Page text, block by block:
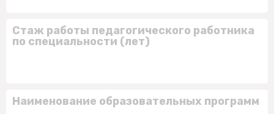
Стаж работы педагогического работника
по специальности (лет)
Наименование образовательных программ